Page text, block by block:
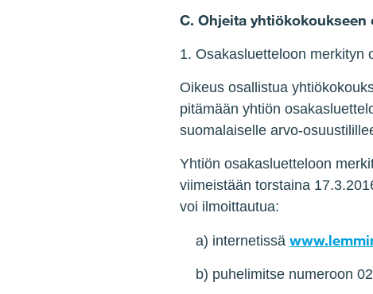
C. Ohjeita
1. Osakasluetteloon merkityn
Oikeus osallistua
pitämään yhtiön
suomalaiselle arvo-
Yhtiön osakasluetteloon
viimeistään torstaina
voi ilmoittautua:
a) internetissä
b) puhelimitse numeroon